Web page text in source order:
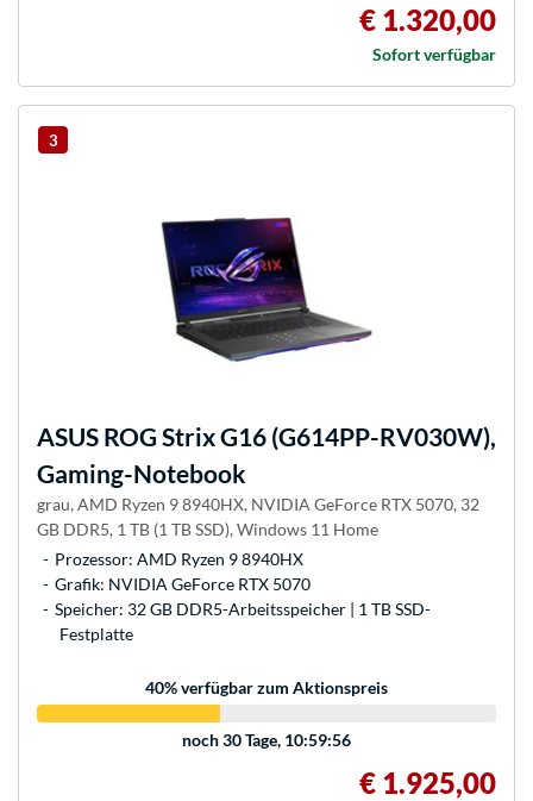
€ 1.320,00
Sofort verfügbar
3
ASUS ROG Strix G16 (G614PP-RV030W),
Gaming-Notebook
grau, AMD Ryzen 9 8940HX, NVIDIA GeForce RTX 5070, 32
GB DDR5, 1 TB (1 TB SSD), Windows 11 Home
Prozessor: AMD Ryzen 9 8940HX
Grafik: NVIDIA GeForce RTX 5070
Speicher: 32 GB DDR5-Arbeitsspeicher | 1 TB SSD-
Festplatte
40% verfügbar zum Aktionspreis
noch30 Tage, 10:59:56
€ 1.925,00